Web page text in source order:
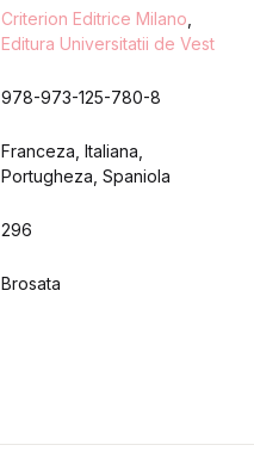
Criterion Editrice Milano
Editura Universitatii de Vest
978-973-125-780-8
Franceza, Italiana,
Portugheza, Spaniola
296
Brosata